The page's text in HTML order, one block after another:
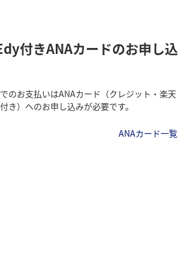
付きANAカードのお申し込
のお支払いはANAカード（クレジット・楽天
き）へのお申し込みが必要です。
ANAカード一覧